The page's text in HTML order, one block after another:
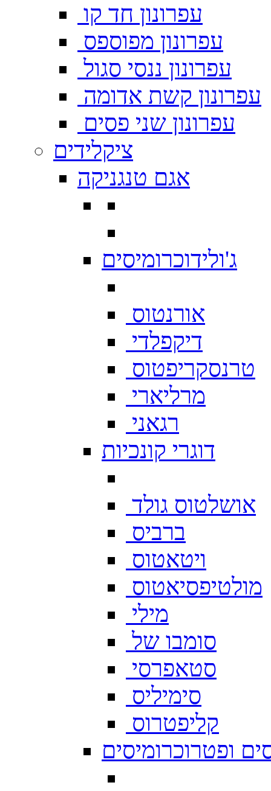
עפרונון חד קו
עפרונון מפוספס
עפרונון ננסי סגול
עפרונון קשת אדומה
עפרונון שני פסים
ציקלידים
אגם טנגניקה
ג'ולידוכרומיסים
אורנטוס
דיקפלדי
טרנסקריפטוס
מרליארי
רגאני
דוגרי קונכיות
אושלטוס גולד
ברביס
ויטאטוס
מולטיפסיאטוס
מילי
סומבו של
סטאפרסי
סימיליס
קליפטרוס
ופטרוכרומיסים